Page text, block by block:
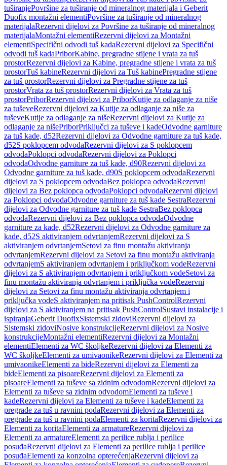
tuširanjePovršine za tuširanje od mineralnog materijala i Geberit
Duofix montažni elementiPovršine za tuširanje od mineralnog
materijalaRezervni dijelovi za Površine za tuširanje od mineralnog
materijalaMontažni elementiRezervni dijelovi za Montažni
elementiSpecifični odvodi tuš kadaRezervni dijelovi za Specifični
odvodi tuš kadaPriborKabine, pregradne stijene i vrata za tuš
prostorRezervni dijelovi za Kabine, pregradne stijene i vrata za tuš
prostorTuš kabineRezervni dijelovi za Tuš kabinePregradne stijene
za tuš prostorRezervni dijelovi za Pregradne stijene za tuš
prostorVrata za tuš prostorRezervni dijelovi za Vrata za tuš
prostorPriborRezervni dijelovi za PriborKutije za odlaganje za niše
za tuševeRezervni dijelovi za Kutije za odlaganje za niše za
tuševeKutije za odlaganje za nišeRezervni dijelovi za Kutije za
odlaganje za nišePriborPriključci za tuševe i kadeOdvodne garniture
za tuš kade, d52Rezervni dijelovi za Odvodne garniture za tuš kade,
d52S poklopcem odvodaRezervni dijelovi za S poklopcem
odvodaPoklopci odvodaRezervni dijelovi za Poklopci
odvodaOdvodne garniture za tuš kade, d90Rezervni dijelovi za
Odvodne garniture za tuš kade, d90S poklopcem odvodaRezervni
dijelovi za S poklopcem odvodaBez poklopca odvodaRezervni
dijelovi za Bez poklopca odvodaPoklopci odvodaRezervni dijelovi
za Poklopci odvodaOdvodne garniture za tuš kade SestraRezervni
dijelovi za Odvodne garniture za tuš kade SestraBez poklopca
odvodaRezervni dijelovi za Bez poklopca odvodaOdvodne
garniture za kade, d52Rezervni dijelovi za Odvodne garniture za
kade, d52S aktiviranjem odvrtanjemRezervni dijelovi za S
aktiviranjem odvrtanjemSetovi za finu montažu aktiviranja
odvrtanjemRezervni dijelovi za Setovi za finu montažu aktiviranja
odvrtanjemS aktiviranjem odvrtanjem i priključkom vodeRezervni
dijelovi za S aktiviranjem odvrtanjem i priključkom vodeSetovi za
finu montažu aktiviranja odvrtanjem i priključka vodeRezervni
dijelovi za Setovi za finu montažu aktiviranja odvrtanjem i
priključka vodeS aktiviranjem na pritisak PushControlRezervni
dijelovi za S aktiviranjem na pritisak PushControlSustavi instalacije i
ispiranjaGeberit DuofixSistemski zidoviRezervni dijelovi za
Sistemski zidoviNosive konstrukcijeRezervni dijelovi za Nosive
konstrukcijeMontažni elementiRezervni dijelovi za Montažni
elementiElementi za WC školjkeRezervni dijelovi za Elementi za
WC školjkeElementi za umivaonikeRezervni dijelovi za Elementi za
umivaonikeElementi za bideRezervni dijelovi za Elementi za
bideElementi za pisoareRezervni dijelovi za Elementi za
pisoareElementi za tuševe sa zidnim odvodomRezervni dijelovi za
Elementi za tuševe sa zidnim odvodomElementi za tuševe i
kadeRezervni dijelovi za Elementi za tuševe i kadeElementi za
pregrade za tuš u ravnini podaRezervni dijelovi za Elementi za
pregrade za tuš u ravnini podaElementi za koritaRezervni dijelovi za
Elementi za koritaElementi za armatureRezervni dijelovi za
Elementi za armatureElementi za perilice rublja i perilice
posuđaRezervni dijelovi za Elementi za perilice rublja i perilice
posuđaElementi za konzolna opterećenjaRezervni dijelovi za